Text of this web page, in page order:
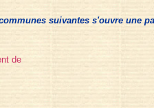
suivantes s'ouvre une
de